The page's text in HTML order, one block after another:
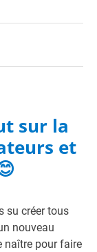
sur la
et
su créer tous
nouveau
naître pour faire